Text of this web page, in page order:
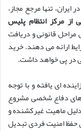
تنها مرجع مجاز،
مرکز انتظام پلیس
قانونی و دریافت
ارائه می دهند. خرید
در پی خواهد داشت.
ای یافته و با توجه
دفاع شخصی مشروع
ماهیت غیرکشنده و
حفظ امنیت فردی تبدیل